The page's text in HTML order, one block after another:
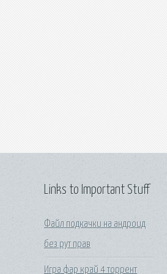
Links to Important Stuff
Файл подкачки на андроид
без рут прав
Игра фар край 4 торрент